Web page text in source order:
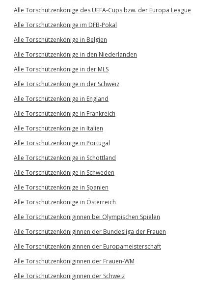
Alle Torschützenkönige des UEFA-Cups bzw. der Europa League
Alle Torschützenkönige im DFB-Pokal
Alle Torschützenkönige in Belgien
Alle Torschützenkönige in den Niederlanden
Alle Torschützenkönige in der MLS
Alle Torschützenkönige in der Schweiz
Alle Torschützenkönige in England
Alle Torschützenkönige in Frankreich
Alle Torschützenkönige in Italien
Alle Torschützenkönige in Portugal
Alle Torschützenkönige in Schottland
Alle Torschützenkönige in Schweden
Alle Torschützenkönige in Spanien
Alle Torschützenkönige in Österreich
Alle Torschützenköniginnen bei Olympischen Spielen
Alle Torschützenköniginnen der Bundesliga der Frauen
Alle Torschützenköniginnen der Europameisterschaft
Alle Torschützenköniginnen der Frauen-WM
Alle Torschützenköniginnen der Schweiz